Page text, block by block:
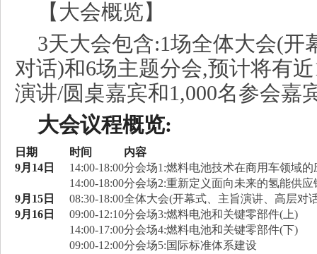
【大会概览】
3天大会包含:1场全体大会(
对话)和6场主题分会,预计将有
演讲/圆桌嘉宾和1,000名参会嘉
大会议程概览:
日期 时间
内容
9月14日
14:00-18:00分会场1:燃料电池技术在商用车领域的
14:00-18:00分会场2:重新定义面向未来的氢能供应
9月15日
08:30-18:00全体大会(开幕式、主旨演讲、高层对
9月16日
09:00-12:10分会场3:燃料电池和关键零部件(上)
14:00-17:00分会场4:燃料电池和关键零部件(下)
09:00-12:00分会场5:国际标准体系建设